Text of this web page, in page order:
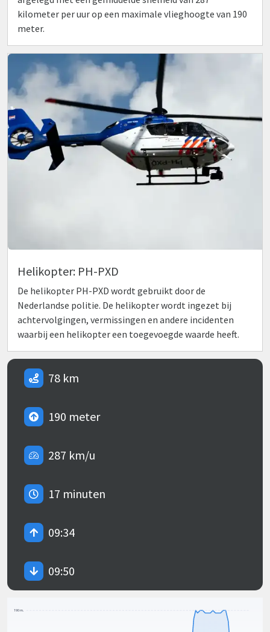
kilometer per uur op een maximale vlieghoogte van 190
meter.
Helikopter: PH-PXD
De helikopter PH-PXD wordt gebruikt door de
Nederlandse politie. De helikopter wordt ingezet bij
achtervolgingen, vermissingen en andere incidenten
waarbij een helikopter een toegevoegde waarde heeft.
78 km
190 meter
287 km/u
17 minuten
09:34
09:50